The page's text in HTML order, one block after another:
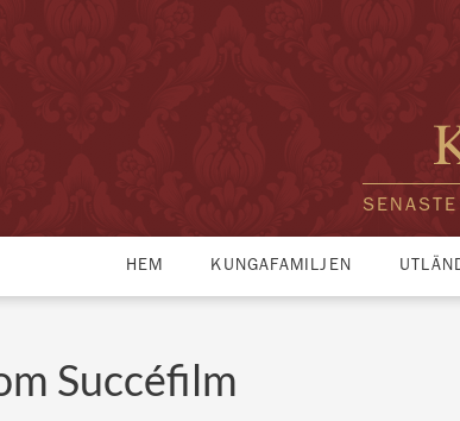
HEM KUNGAFAMILJEN
Succéfilm